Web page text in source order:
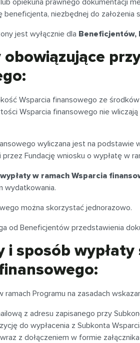
opiekuna prawnego dokumentacji
beneficjenta, niezbędnej do założenia
jest wyłącznie dla Beneficjentów,
obowiązujące
Wsparcia finansowego ze
Wsparcia finansowego nie
wyliczana jest na podstawie
Fundację wniosku o wypłatę w
w ramach Wsparcia
wydatkowania.
można skorzystać jednorazowo.
od Beneficjentów przedstawienia
i sposób
ramach Programu na zasadach
z adresu zapisanego przy
do wypłacenia z Subkonta
z dołączeniem w formie